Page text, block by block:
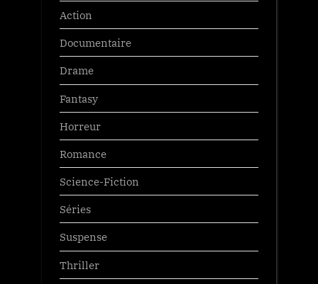
Action
Documentaire
Drame
Fantasy
Horreur
Romance
Science-Fiction
Séries
Suspense
Thriller